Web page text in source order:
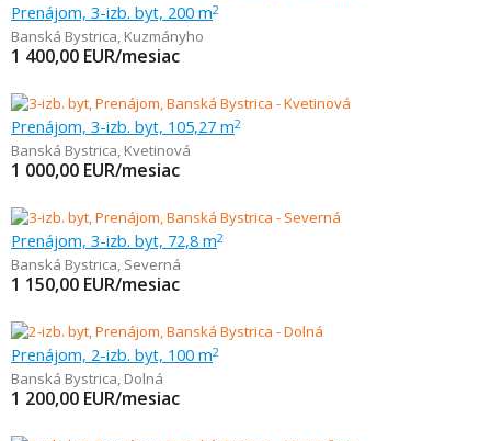
Prenájom, 3-izb. byt, 200 m2
Banská Bystrica, Kuzmányho
1 400,00 EUR/mesiac
Prenájom, 3-izb. byt, 105,27 m2
Banská Bystrica, Kvetinová
1 000,00 EUR/mesiac
Prenájom, 3-izb. byt, 72,8 m2
Banská Bystrica, Severná
1 150,00 EUR/mesiac
Prenájom, 2-izb. byt, 100 m2
Banská Bystrica, Dolná
1 200,00 EUR/mesiac